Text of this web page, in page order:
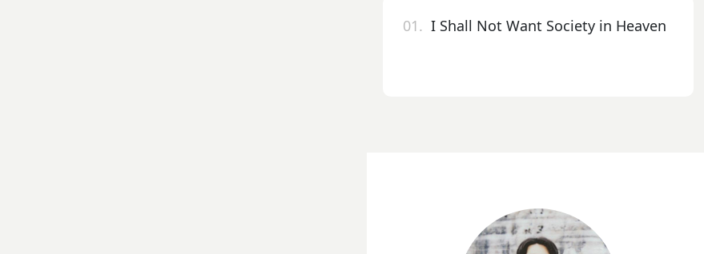
01. I Shall Not Want Society in Heaven